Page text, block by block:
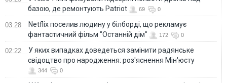
базою, де ремонтують Patriot
69 0
03:28
Netflix поселив людину у білборді, що рекламує
фантастичний фільм "Останній дім"
172 0
02:22
У яких випадках доведеться замінити радянське
свідоцтво про народження: роз'яснення Мін'юсту
344 0